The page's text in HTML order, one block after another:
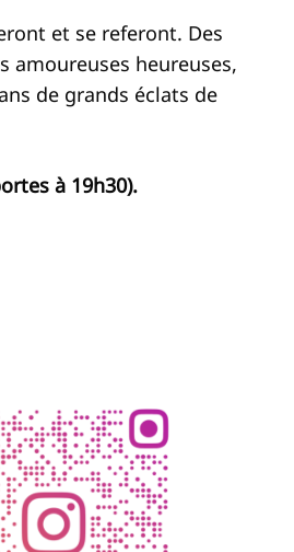
et se referont. Des
amoureuses heureuses,
de grands éclats de
à 19h30).